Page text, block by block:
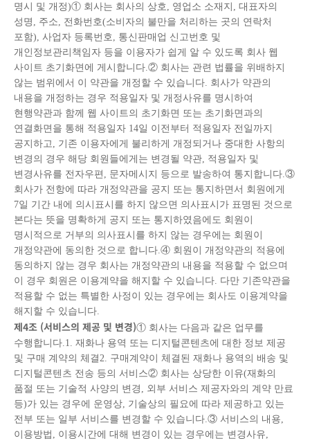
명시 및 개정)① 회사는 회사의 상호, 영업소 소재지, 대표자의
성명, 주소, 전화번호(소비자의 불만을 처리하는 곳의 연락처
포함), 사업자 등록번호, 통신판매업 신고번호 및
개인정보관리책임자 등을 이용자가 쉽게 알 수 있도록 회사 웹
사이트 초기화면에 게시합니다.② 회사는 관련 법률을 위배하지
않는 범위에서 이 약관을 개정할 수 있습니다. 회사가 약관의
내용을 개정하는 경우 적용일자 및 개정사유를 명시하여
현행약관과 함께 웹 사이트의 초기화면 또는 초기화면과의
연결화면을 통해 적용일자 14일 이전부터 적용일자 전일까지
공지하고, 기존 이용자에게 불리하게 개정되거나 중대한 사항의
변경의 경우 해당 회원들에게는 변경될 약관, 적용일자 및
변경사유를 전자우편, 문자메시지 등으로 발송하여 통지합니다.③
회사가 전항에 따라 개정약관을 공지 또는 통지하면서 회원에게
7일 기간 내에 의시표시를 하지 않으면 의사표시가 표명된 것으로
본다는 뜻을 명확하게 공지 또는 통지하였음에도 회원이
명시적으로 거부의 의사표시를 하지 않는 경우에는 회원이
개정약관에 동의한 것으로 합니다.④ 회원이 개정약관의 적용에
동의하지 않는 경우 회사는 개정약관의 내용을 적용할 수 없으며
이 경우 회원은 이용계약을 해지할 수 있습니다. 다만 기존약관을
적용할 수 없는 특별한 사정이 있는 경우에는 회사도 이용계약을
해지할 수 있습니다.
제4조 (서비스의 제공 및 변경)① 회사는 다음과 같은 업무를
수행합니다.1. 재화나 용역 또는 디지털콘텐츠에 대한 정보 제공
및 구매 계약의 체결2. 구매계약이 체결된 재화나 용역의 배송 및
디지털콘텐츠 전송 등의 서비스② 회사는 상당한 이유(재화의
품절 또는 기술적 사양의 변경, 외부 서비스 제공자와의 계약 만료
등)가 있는 경우에 운영상, 기술상의 필요에 따라 제공하고 있는
전부 또는 일부 서비스를 변경할 수 있습니다.③ 서비스의 내용,
이용방법, 이용시간에 대해 변경이 있는 경우에는 변경사유,